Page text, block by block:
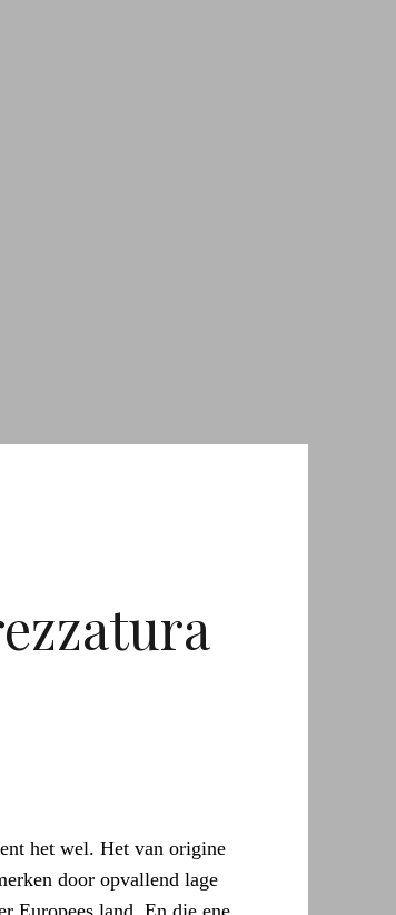
het wel. Het van origine
door opvallend lage
Europees land. En die ene